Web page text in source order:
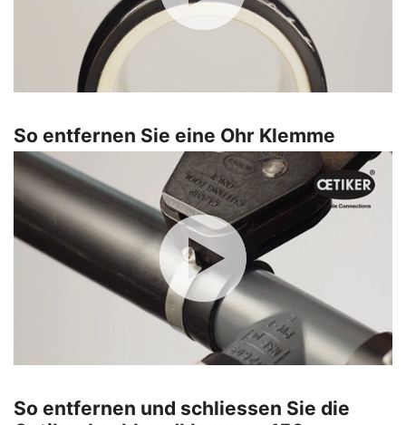
So entfernen Sie eine Ohr Klemme
So entfernen und schliessen Sie die